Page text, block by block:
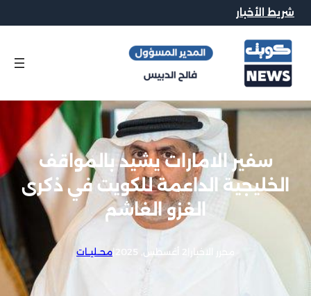
شريط الأخبار
سفير الامارات يشيد بالمواقف
الخليجية الداعمة للكويت في ذكرى
الغزو الغاشم
محرر الاخبار محــليــات